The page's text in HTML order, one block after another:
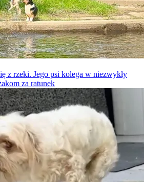
z rzeki. Jego psi kolega w niezwykły
za ratunek